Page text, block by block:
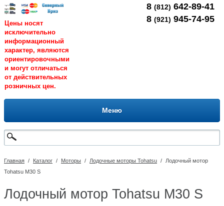
Цены носят
исключительно
информационный
характер, являются
ориентировочными
и могут отличаться
от действительных
розничных цен.
8 (812) 642-89-41
8 (921) 945-74-95
Меню
Главная / Каталог / Моторы / Лодочные моторы Tohatsu /
Лодочный мотор
Tohatsu M30 S
Лодочный мотор Tohatsu M30 S